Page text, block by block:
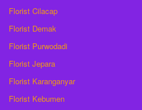
Florist Cilacap
Florist Demak
Florist Purwodadi
Florist Jepara
Florist Karanganyar
Florist Kebumen